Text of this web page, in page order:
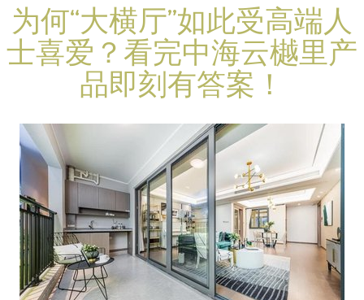
为何“大横厅”如此受高端人
士喜爱？看完中海云樾里产
品即刻有答案！